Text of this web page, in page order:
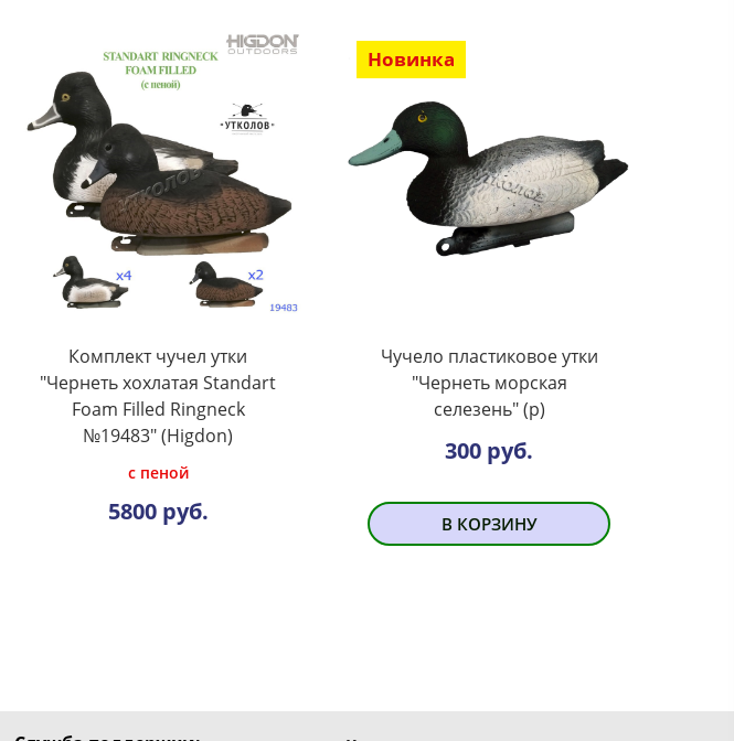
Комплект чучел утки
"Чернеть хохлатая Standart
Foam Filled Ringneck
№19483" (Higdon)
с пеной
5800 руб.
Новинка
Чучело пластиковое утки
"Чернеть морская
селезень" (р)
300 руб.
В КОРЗИНУ